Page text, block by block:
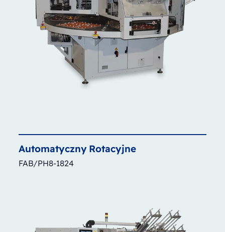
Automatyczny Rotacyjne
FAB/PH8-1824